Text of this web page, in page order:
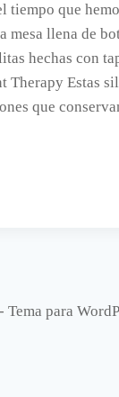
tiempo que
mesa llena de
hechas con
Therapy Estas
que
para